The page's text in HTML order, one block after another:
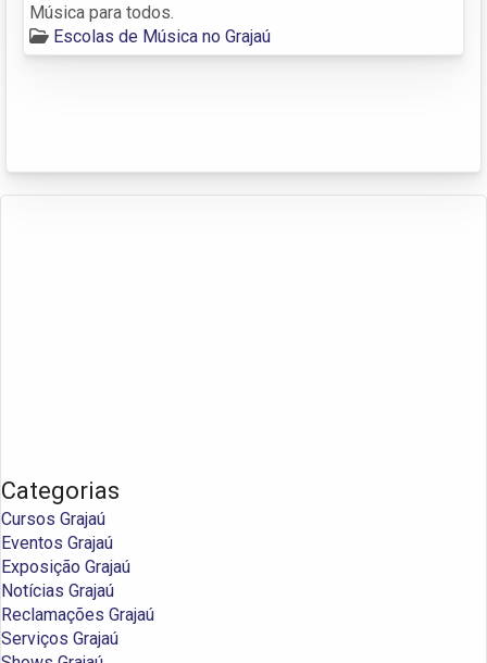
Música para todos.
Escolas de Música no Grajaú
Categorias
Cursos Grajaú
Eventos Grajaú
Exposição Grajaú
Notícias Grajaú
Reclamações Grajaú
Serviços Grajaú